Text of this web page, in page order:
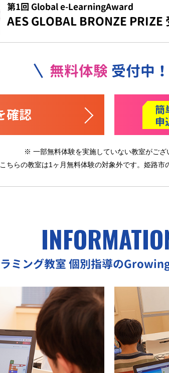
第1回 Global e-LearningAward
AES GLOBAL BRONZE PRIZE
無料体験 受付中！
確認
簡
申
※ 一部無料体験を実施していない教室がござ
ちらの教室は1ヶ月無料体験の対象外です。 姫路市
ミング教室個別指導の